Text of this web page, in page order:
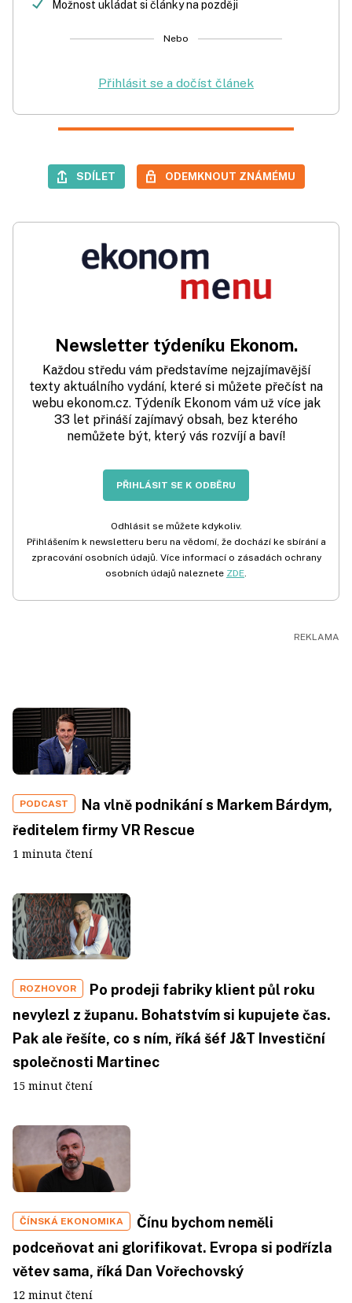
Možnost ukládat si články na později
Nebo
Přihlásit se a dočíst článek
SDÍLET ODEMKNOUT ZNÁMÉMU
Newsletter týdeníku Ekonom.
Každou středu vám představíme nejzajímavější
texty aktuálního vydání, které si můžete přečíst na
webu ekonom.cz. Týdeník Ekonom vám už více jak
33 let přináší zajímavý obsah, bez kterého
nemůžete být, který vás rozvíjí a baví!
PŘIHLÁSIT SE K ODBĚRU
Odhlásit se můžete kdykoliv.
Přihlášením k newsletteru beru na vědomí, že dochází ke sbírání a
zpracování osobních údajů. Více informací o zásadách ochrany
osobních údajů naleznete ZDE.
PODCAST
Na vlně podnikání s Markem Bárdym,
ředitelem firmy VR Rescue
1 minuta čtení
ROZHOVOR
Po prodeji fabriky klient půl roku
nevylezl z županu. Bohatstvím si kupujete čas.
Pak ale řešíte, co s ním, říká šéf J&T Investiční
společnosti Martinec
15 minut čtení
ČÍNSKÁ EKONOMIKA
Čínu bychom neměli
podceňovat ani glorifikovat. Evropa si podřízla
větev sama, říká Dan Vořechovský
12 minut čtení